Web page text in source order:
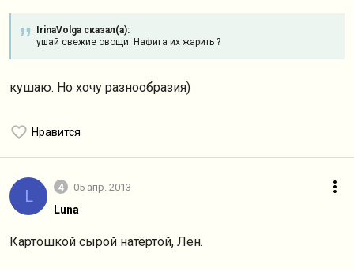
IrinaVolga сказал(а):
ушай свежие овощи. Нафига их жарить ?
кушаю. Но хочу разнообразия)
Нравится
L 4 05 апр. 2013
Luna
Картошкой сырой натёртой, Лен.